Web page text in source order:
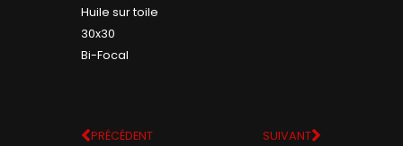
Huile sur toile
30x30
Bi-Focal
PRÉCÉDENT SUIVANT